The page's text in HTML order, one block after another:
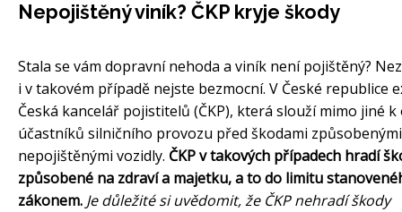
Nepojištěný viník? ČKP kryje škody
Stala se vám dopravní nehoda a viník není pojištěný?
i v takovém případě nejste bezmocní. V České republice
Česká kancelář pojistitelů (ČKP), která slouží mimo jiné
účastníků silničního provozu před škodami způsobenými
nepojištěnými vozidly. ČKP v takových případech hradí
způsobené na zdraví a majetku, a to do limitu
zákonem. Je důležité si uvědomit, že ČKP nehradí škody